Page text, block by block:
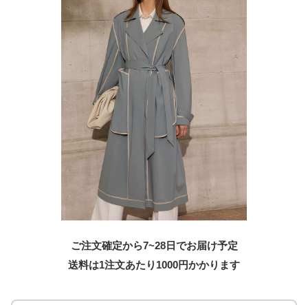
ご注文確定から7~28日でお届け予定
送料は1注文あたり 1000円かかります